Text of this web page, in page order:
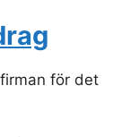
för det